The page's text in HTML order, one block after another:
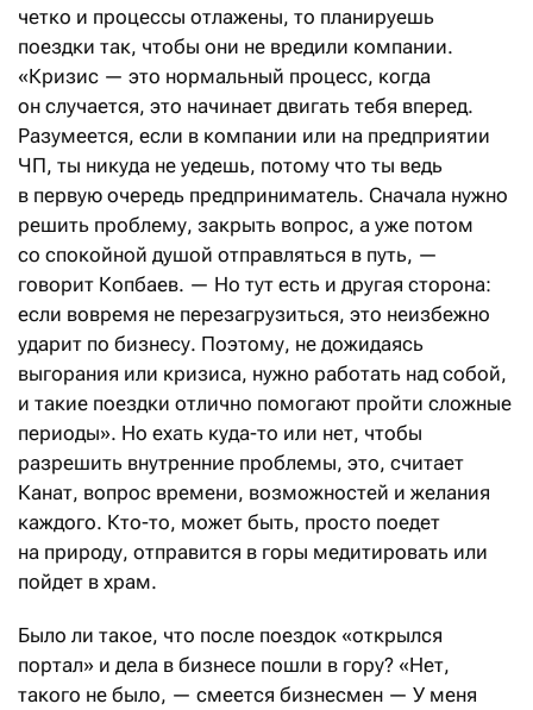
четко и процессы отлажены, то планируешь
поездки так, чтобы они не вредили компании.
«Кризис — это нормальный процесс, когда
он случается, это начинает двигать тебя вперед.
Разумеется, если в компании или на предприятии
ЧП, ты никуда не уедешь, потому что ты ведь
в первую очередь предприниматель. Сначала нужно
решить проблему, закрыть вопрос, а уже потом
со спокойной душой отправляться в путь, —
говорит Копбаев. — Но тут есть и другая сторона:
если вовремя не перезагрузиться, это неизбежно
ударит по бизнесу. Поэтому, не дожидаясь
выгорания или кризиса, нужно работать над собой,
и такие поездки отлично помогают пройти сложные
периоды». Но ехать куда-то или нет, чтобы
разрешить внутренние проблемы, это, считает
Канат, вопрос времени, возможностей и желания
каждого. Кто-то, может быть, просто поедет
на природу, отправится в горы медитировать или
пойдет в храм.
Было ли такое, что после поездок «открылся
портал» и дела в бизнесе пошли в гору? «Нет,
такого не было, — смеется бизнесмен — У меня